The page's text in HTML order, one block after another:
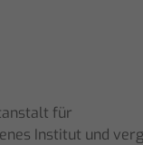
für
Institut und